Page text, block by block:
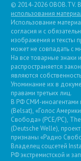
© 2014-2026 OBOB.TV.
использования
Использование
согласия и с
изображения и тексты
может не совпадать с
На все товарные знаки
распространяется
являются
Упоминание их в
правами третьих лиц.
В РФ СМИ-иноагентами
(Belsat), «Голос
Свобода» (PCE/PC),
(Deutsche Welle),
признаны «Радио
Владелец соцсетей
РФ экстремистской и